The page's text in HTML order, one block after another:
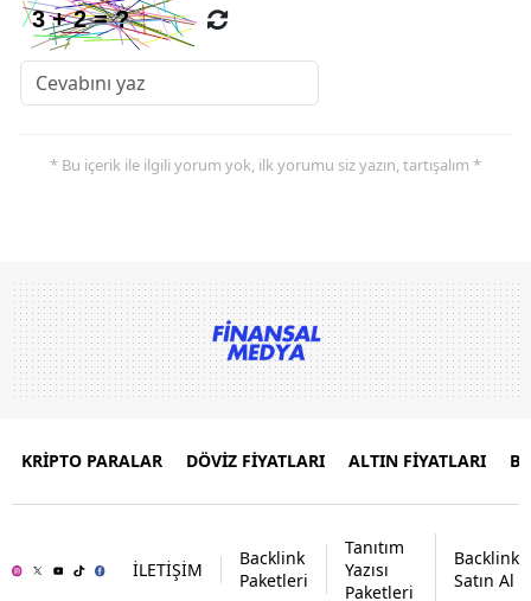
* Bu içerik ile ilgili yorum yok, ilk yorumu siz yazın, tartışalım *
KRİPTO PARALAR DÖVİZ FİYATLARI ALTIN FİYATLARI
İLETİŞİM
Backlink
Paketleri
Tanıtım
Yazısı
Paketleri
Backlink
Satın Al